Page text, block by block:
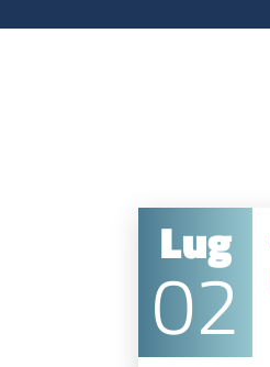
Lug
02